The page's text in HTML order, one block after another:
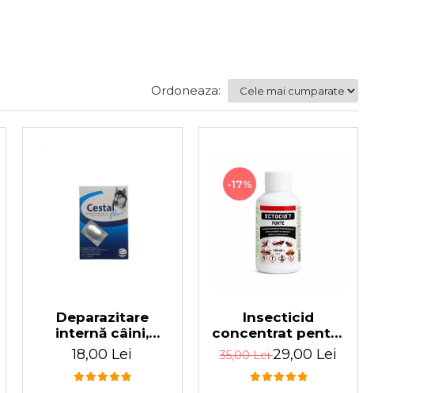
Ordoneaza:
Deparazitare
internă câini,
Cestal Plus 1
tabletă
18,00 Lei
-17%
Insecticid
concentrat pentru
purici, păduchi,
gândaci Ectocid
Forte T 100 ml
35,00 Lei29,00 Lei